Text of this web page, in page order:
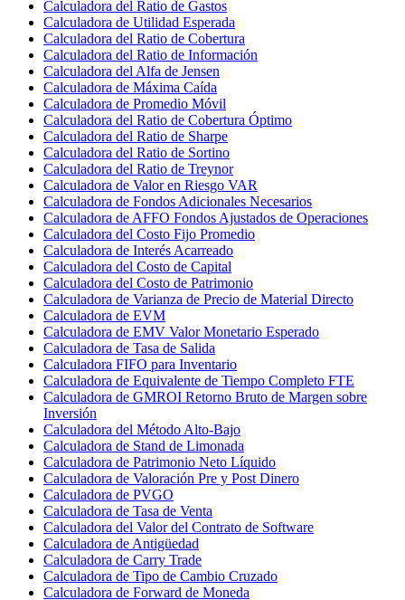
Calculadora del Ratio de Gastos
Calculadora de Utilidad Esperada
Calculadora del Ratio de Cobertura
Calculadora del Ratio de Información
Calculadora del Alfa de Jensen
Calculadora de Máxima Caída
Calculadora de Promedio Móvil
Calculadora del Ratio de Cobertura Óptimo
Calculadora del Ratio de Sharpe
Calculadora del Ratio de Sortino
Calculadora del Ratio de Treynor
Calculadora de Valor en Riesgo VAR
Calculadora de Fondos Adicionales Necesarios
Calculadora de AFFO Fondos Ajustados de Operaciones
Calculadora del Costo Fijo Promedio
Calculadora de Interés Acarreado
Calculadora del Costo de Capital
Calculadora del Costo de Patrimonio
Calculadora de Varianza de Precio de Material Directo
Calculadora de EVM
Calculadora de EMV Valor Monetario Esperado
Calculadora de Tasa de Salida
Calculadora FIFO para Inventario
Calculadora de Equivalente de Tiempo Completo FTE
Calculadora de GMROI Retorno Bruto de Margen sobre
Inversión
Calculadora del Método Alto-Bajo
Calculadora de Stand de Limonada
Calculadora de Patrimonio Neto Líquido
Calculadora de Valoración Pre y Post Dinero
Calculadora de PVGO
Calculadora de Tasa de Venta
Calculadora del Valor del Contrato de Software
Calculadora de Antigüedad
Calculadora de Carry Trade
Calculadora de Tipo de Cambio Cruzado
Calculadora de Forward de Moneda